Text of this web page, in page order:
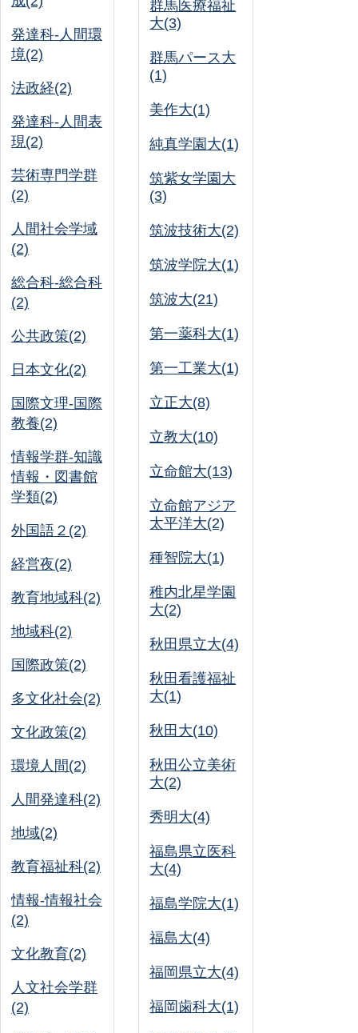
発達科-人間環
境(2)
法政経(2)
発達科-人間表
現(2)
芸術専門学群
(2)
人間社会学域
(2)
総合科-総合科
(2)
公共政策(2)
日本文化(2)
国際文理-国際
教養(2)
情報学群-知識
情報・図書館
学類(2)
外国語２(2)
経営夜(2)
教育地域科(2)
地域科(2)
国際政策(2)
多文化社会(2)
文化政策(2)
環境人間(2)
人間発達科(2)
地域(2)
教育福祉科(2)
情報-情報社会
(2)
文化教育(2)
人文社会学群
(2)
群馬医療福祉
大(3)
群馬パース大
(1)
美作大(1)
純真学園大(1)
筑紫女学園大
(3)
筑波技術大(2)
筑波学院大(1)
筑波大(21)
第一薬科大(1)
第一工業大(1)
立正大(8)
立教大(10)
立命館大(13)
立命館アジア
太平洋大(2)
種智院大(1)
稚内北星学園
大(2)
秋田県立大(4)
秋田看護福祉
大(1)
秋田大(10)
秋田公立美術
大(2)
秀明大(4)
福島県立医科
大(4)
福島学院大(1)
福島大(4)
福岡県立大(4)
福岡歯科大(1)